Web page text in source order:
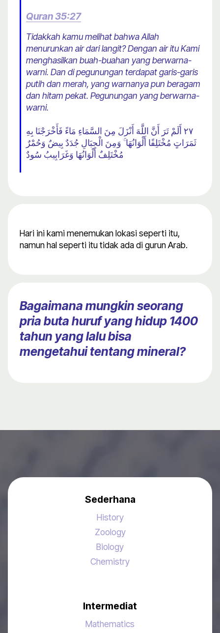
Quran 35:27
Tidakkah kamu melihat bahwa Allah
menurunkan air dari langit? Dengan air itu Kami
menghasilkan buah-buahan yang berwarna-
warni. Dan di pegunungan terdapat garis-garis
putih dan merah, yang warnanya pun beragam
dan hitam pekat. Pegunungan yang berwarna-
warni.
٢٧ أَلَمْ تَرَ أَنَّ اللَّهَ أَنْزَلَ مِنَ السَّمَاءِ مَاءً فَأَخْرَجْنَا بِهِ
ثَمَرَاتٍ مُخْتَلِفًا أَلْوَانُهَا ۚ وَمِنَ الْجِبَالِ جُدَدٌ بِيضٌ وَحُمْرٌ
مُخْتَلِفٌ أَلْوَانُهَا وَغَرَابِيبُ سُودٌ
Hari ini kami menemukan lokasi seperti itu,
namun hal seperti itu tidak ada di gurun Arab.
Bagaimana mungkin seorang
pria buta huruf yang hidup 1400
tahun yang lalu bisa
mengetahui tentang mineral?
Sederhana
History
Zoology
Biology
Chemistry
Intermediat
Mathematics